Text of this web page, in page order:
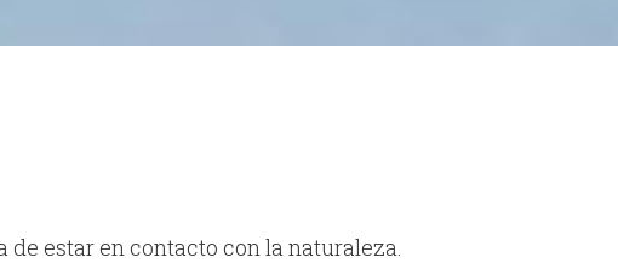
estar en contacto con la naturaleza.